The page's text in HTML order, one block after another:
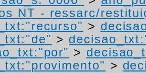
NT - ressarc/
>
>
>
>